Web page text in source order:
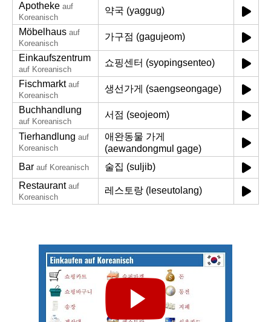
Apotheke auf
Koreanisch
약국 (yaggug)
Möbelhaus auf
Koreanisch
가구점 (gagujeom)
Einkaufszentrum
auf Koreanisch
쇼핑센터 (syopingsenteo)
Fischmarkt auf
Koreanisch
생선가게 (saengseongage)
Buchhandlung
auf Koreanisch
서점 (seojeom)
Tierhandlung auf
Koreanisch
애완동물 가게
(aewandongmul gage)
Bar auf Koreanisch
술집 (suljib)
Restaurant auf
Koreanisch
레스토랑 (leseutolang)